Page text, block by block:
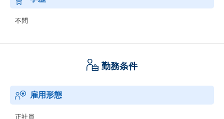
不問
勤務条件
雇用形態
正社員